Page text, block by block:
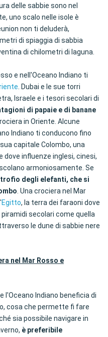
delle sabbie sono nel
uno scalo nelle isole è
non ti deluderà,
di spiaggia di sabbia
di chilometri di laguna.
e nell'Oceano Indiano ti
. Dubai e le sue torri
Israele e i tesori secolari di
di papaie e di banane
in Oriente. Alcune
Indiano ti conducono fino
capitale Colombo, una
influenze inglesi, cinesi,
armoniosamente. Se
degli elefanti, che si
. Una crociera nel Mar
Egitto, la terra dei faraoni dove
secolari come quella
le dune di sabbie nere
nel Mar Rosso e
l'Oceano Indiano beneficia di
cosa che permette fi fare
sia possibile navigare in
è preferibile